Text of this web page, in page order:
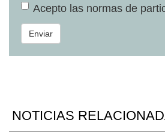
Acepto las normas de
Enviar
NOTICIAS